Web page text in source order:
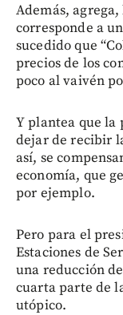
Además,
corresponde a
sucedido que
precios de los
poco al vaivén
Y plantea que la
dejar de recibir
así, se
economía, que
por ejemplo.
Pero para el
Estaciones de
una reducción
cuarta parte de
utópico.